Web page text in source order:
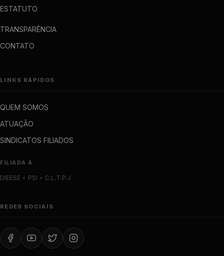
ESTATUTO
TRANSPARÊNCIA
CONTATO
LINKS RÁPIDOS
QUEM SOMOS
ATUAÇÃO
SINDICATOS FILIADOS
FILIADA À
DIEESE • PSI • C.L.T.P.J
REDES SOCIAIS